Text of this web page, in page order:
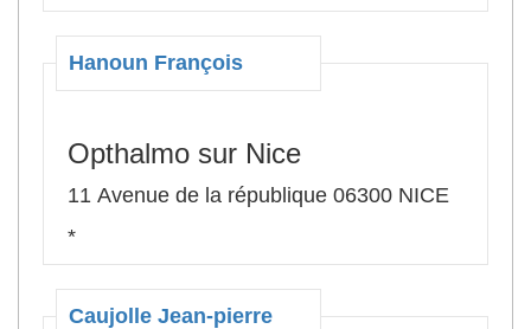
Hanoun François
Opthalmo sur Nice
11 Avenue de la république 06300 NICE
*
Caujolle Jean-pierre